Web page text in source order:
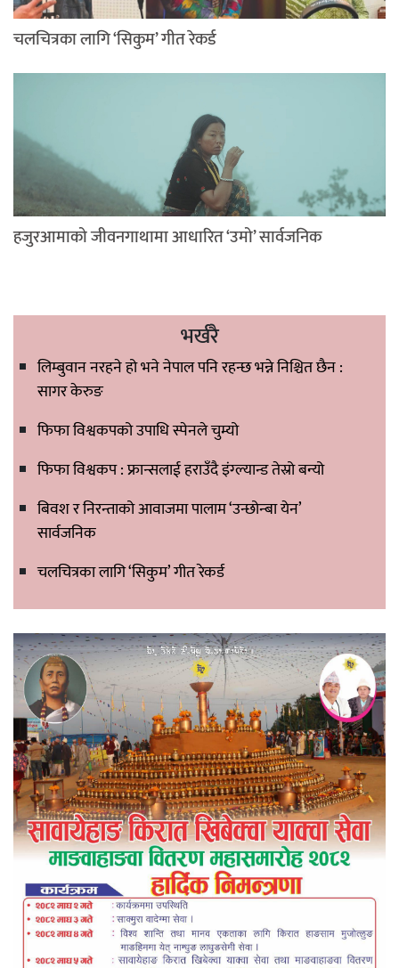
चलचित्रका लागि ‘सिकुम’ गीत रेकर्ड
हजुरआमाको जीवनगाथामा आधारित ‘उमो’ सार्वजनिक
भर्खरै
लिम्बुवान नरहने हो भने नेपाल पनि रहन्छ भन्ने निश्चित छैन :
सागर केरुङ
फिफा विश्वकपको उपाधि स्पेनले चुम्यो
फिफा विश्वकप : फ्रान्सलाई हराउँदै इंग्ल्यान्ड तेस्रो बन्यो
बिवश र निरन्ताको आवाजमा पालाम ‘उन्छोन्बा येन’
सार्वजनिक
चलचित्रका लागि ‘सिकुम’ गीत रेकर्ड